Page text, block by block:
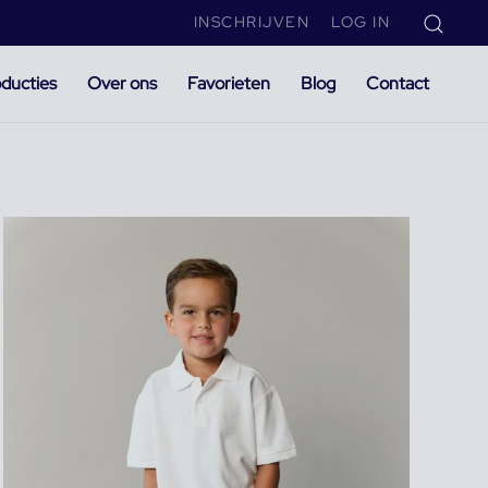
INSCHRIJVEN LOG IN
Over ons Favorieten Blog Contact